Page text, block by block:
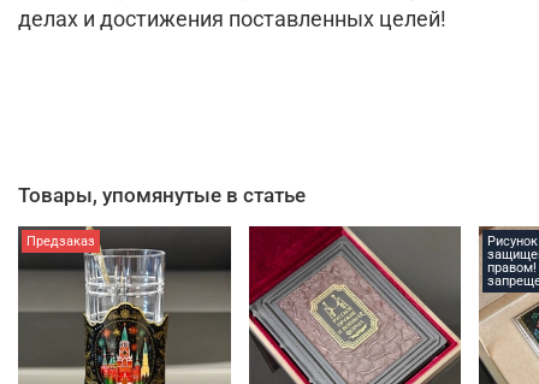
делах и достижения поставленных целей!
Товары, упомянутые в статье
Предзаказ
правом!